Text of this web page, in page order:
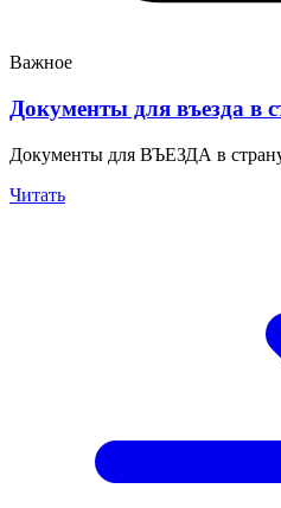
Важное
Документы для въезда в
Документы для ВЪЕЗДА в
Читать